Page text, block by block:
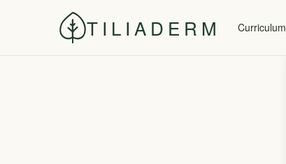
TILIADERM Curriculum